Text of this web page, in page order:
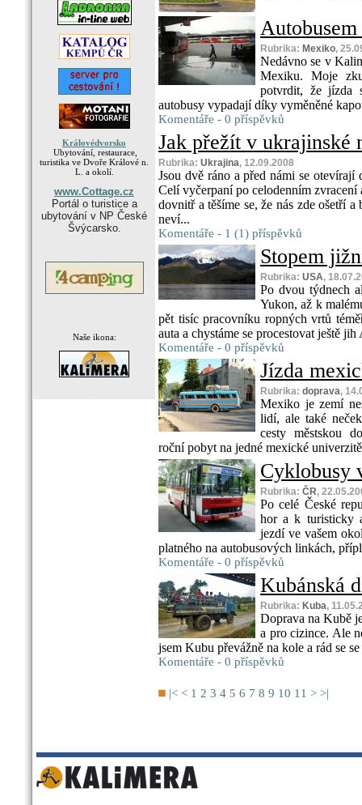
Královédvorsko
Ubytování, restaurace,
turistika ve Dvoře Králové n.
L. a okolí.
www.Cottage.cz
Portál o turistice a
ubytování v NP České
Švýcarsko.
Naše ikona:
Rubrika: Mexiko,
Nedávno se v
Mexiku. Moje
potvrdit, že jízda
autobusy vypadají díky vyměněné
Komentáře - 0 příspěvků
Jak přežít v ukrajinské
Rubrika: Ukrajina, 12.09.2008
Jsou dvě ráno a před námi se otevírají
Celí vyčerpaní po celodenním
dovnitř a těšíme se, že nás zde ošetří
neví...
Komentáře - 1 (1) příspěvků
Stopem
Rubrika: USA,
Po dvou týdnech
Yukon, až k
pět tisíc pracovníku ropných vrtů
auta a chystáme se procestovat ještě
Komentáře - 0 příspěvků
Jízda
Rubrika: doprava,
Mexiko je zemí
lidí, ale také
cesty městskou
roční pobyt na jedné mexické
Cyklobusy
Rubrika: ČR,
Po celé České
hor a k turisticky
jezdí ve vašem
platného na autobusových linkách,
Komentáře - 0 příspěvků
Kubánská
Rubrika: Kuba,
Doprava na Kubě
a pro cizince. Ale
jsem Kubu převážně na kole a rád se
Komentáře - 0 příspěvků
|< < 1 2 3 4 5 6 7 8 9 10 11 > >|